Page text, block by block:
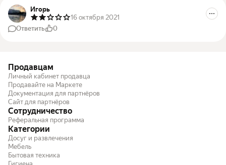
Игорь
16 октября 2021
Ответить
0
Продавцам
Личный кабинет продавца
Продавайте на Маркете
Документация для партнёров
Сайт для партнёров
Сотрудничество
Реферальная программа
Категории
Досуг и развлечения
Мебель
Бытовая техника
Гигиена